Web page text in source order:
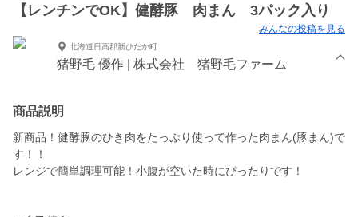
【レンチンでOK】健酵豚 肉まん 3パック入り
みんなの投稿を見る
北海道日高郡新ひだか町
猪野毛 優作 | 株式会社 猪野毛ファーム
商品説明
新商品！健酵豚のひき肉をたっぷり使って作った肉まん(豚まん)で
す！！
レンジで簡単調理可能！小腹が空いた時にぴったりです！